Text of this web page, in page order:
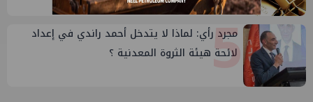
5
مجرد رأي: لماذا لا يتدخل أحمد راندي في إعداد
لائحة هيئة الثروة المعدنية ؟